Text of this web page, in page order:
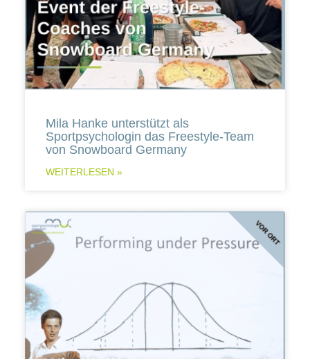
Mila Hanke unterstützt als
Sportpsychologin das Freestyle-Team
von Snowboard Germany
WEITERLESEN »